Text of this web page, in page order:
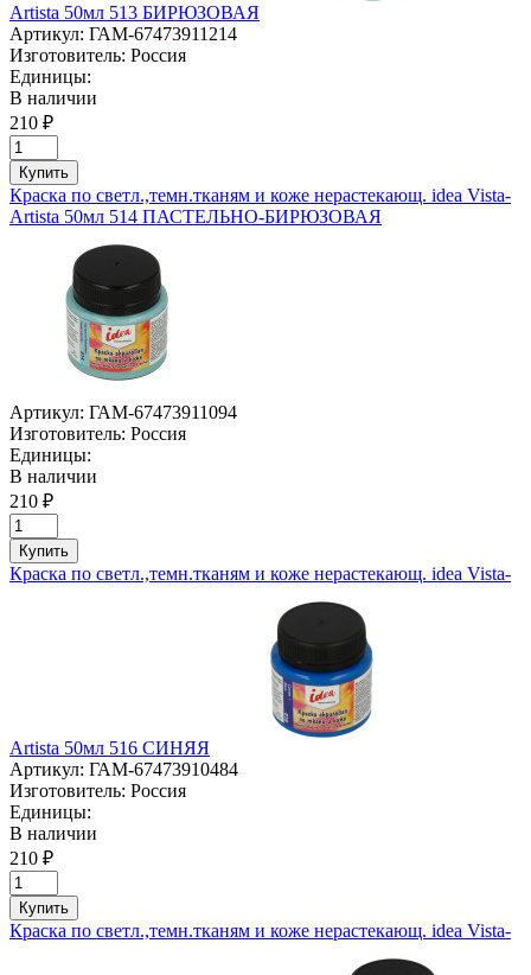
Artista 50мл 513 БИРЮЗОВАЯ
Артикул: ГАМ-67473911214
Изготовитель: Россия
Единицы:
В наличии
210 ₽
Купить
Краска по светл.,темн.тканям и коже нерастекающ. idea Vista-
Artista 50мл 514 ПАСТЕЛЬНО-БИРЮЗОВАЯ
Артикул: ГАМ-67473911094
Изготовитель: Россия
Единицы:
В наличии
210 ₽
Купить
Краска по светл.,темн.тканям и коже нерастекающ. idea Vista-
Artista 50мл 516 СИНЯЯ
Артикул: ГАМ-67473910484
Изготовитель: Россия
Единицы:
В наличии
210 ₽
Купить
Краска по светл.,темн.тканям и коже нерастекающ. idea Vista-